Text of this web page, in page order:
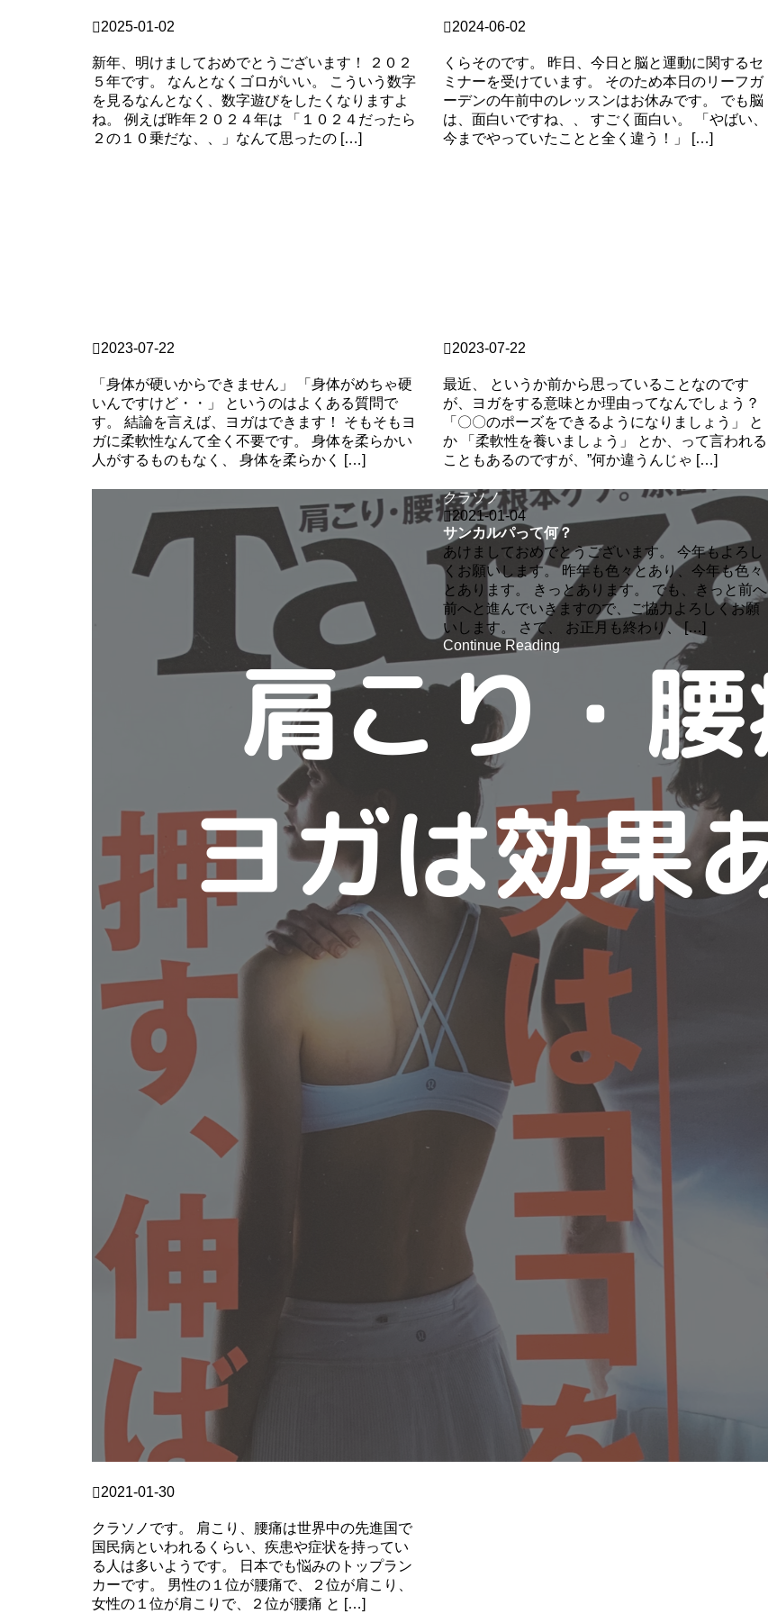
2025-01-02
新年、明けましておめでとうございます！ ２０２
５年です。 なんとなくゴロがいい。 こういう数字
を見るなんとなく、数字遊びをしたくなりますよ
ね。 例えば昨年２０２４年は 「１０２４だったら
２の１０乗だな、、」なんて思ったの […]
2024-06-02
くらそのです。 昨日、今日と脳と運動に関するセ
ミナーを受けています。 そのため本日のリーフガ
ーデンの午前中のレッスンはお休みです。 でも脳
は、面白いですね、、 すごく面白い。 「やばい、
今までやっていたことと全く違う！」 […]
2023-07-22
「身体が硬いからできません」 「身体がめちゃ硬
いんですけど・・」 というのはよくある質問で
す。 結論を言えば、ヨガはできます！ そもそもヨ
ガに柔軟性なんて全く不要です。 身体を柔らかい
人がするものもなく、 身体を柔らかく […]
2023-07-22
最近、 というか前から思っていることなのです
が、ヨガをする意味とか理由ってなんでしょう？
「〇〇のポーズをできるようになりましょう」 と
か 「柔軟性を養いましょう」 とか、って言われる
こともあるのですが、”何か違うんじゃ […]
2021-01-30
クラソノです。 肩こり、腰痛は世界中の先進国で
国民病といわれるくらい、疾患や症状を持ってい
る人は多いようです。 日本でも悩みのトップラン
カーです。 男性の１位が腰痛で、２位が肩こり、
女性の１位が肩こりで、２位が腰痛 と […]
クラソノ
2021-01-04
サンカルパって何？
あけましておめでとうございます。 今年もよろし
くお願いします。 昨年も色々とあり、今年も色々
とあります。 きっとあります。 でも、きっと前へ
前へと進んでいきますので、ご協力よろしくお願
いします。 さて、 お正月も終わり、 […]
Continue Reading